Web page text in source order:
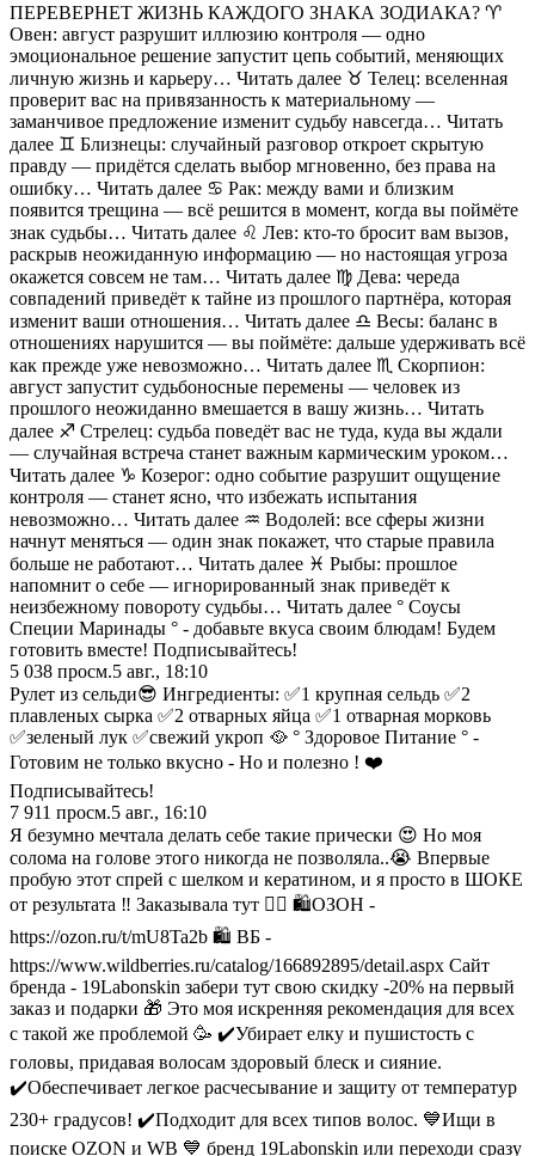
ПЕРЕВЕРНЕТ ЖИЗНЬ КАЖДОГО ЗНАКА ЗОДИАКА? ♈️
Овен: август разрушит иллюзию контроля — одно
эмоциональное решение запустит цепь событий, меняющих
личную жизнь и карьеру… Читать далее ♉️ Телец: вселенная
проверит вас на привязанность к материальному —
заманчивое предложение изменит судьбу навсегда… Читать
далее ♊️ Близнецы: случайный разговор откроет скрытую
правду — придётся сделать выбор мгновенно, без права на
ошибку… Читать далее ♋️ Рак: между вами и близким
появится трещина — всё решится в момент, когда вы поймёте
знак судьбы… Читать далее ♌️ Лев: кто-то бросит вам вызов,
раскрыв неожиданную информацию — но настоящая угроза
окажется совсем не там… Читать далее ♍️ Дева: череда
совпадений приведёт к тайне из прошлого партнёра, которая
изменит ваши отношения… Читать далее ♎️ Весы: баланс в
отношениях нарушится — вы поймёте: дальше удерживать всё
как прежде уже невозможно… Читать далее ♏️ Скорпион:
август запустит судьбоносные перемены — человек из
прошлого неожиданно вмешается в вашу жизнь… Читать
далее ♐️ Стрелец: судьба поведёт вас не туда, куда вы ждали
— случайная встреча станет важным кармическим уроком…
Читать далее ♑️ Козерог: одно событие разрушит ощущение
контроля — станет ясно, что избежать испытания
невозможно… Читать далее ♒️ Водолей: все сферы жизни
начнут меняться — один знак покажет, что старые правила
больше не работают… Читать далее ♓️ Рыбы: прошлое
напомнит о себе — игнорированный знак приведёт к
неизбежному повороту судьбы… Читать далее ° Соусы
Специи Маринады ° - добавьте вкуса своим блюдам! Будем
готовить вместе! Подписывайтесь!
5 038 просм.5 авг., 18:10
Рулет из сельди😎 Ингредиенты: ✅1 крупная сельдь ✅2
плавленых сырка ✅2 отварных яйца ✅1 отварная морковь
✅зеленый лук ✅свежий укроп 🥘 ° Здоровое Питание ° -
Готовим не только вкусно - Но и полезно ! ❤️
Подписывайтесь!
7 911 просм.5 авг., 16:10
Я безумно мечтала делать себе такие прически 😍 Но моя
солома на голове этого никогда не позволяла..😭 Впервые
пробую этот спрей с шелком и кератином, и я просто в ШОКЕ
от результата ‼️ Заказывала тут 👇🏼 🛍️ОЗОН -
https://ozon.ru/t/mU8Ta2b 🛍️ ВБ -
https://www.wildberries.ru/catalog/166892895/detail.aspx Сайт
бренда - 19Labonskin забери тут свою скидку -20% на первый
заказ и подарки 🎁 Это моя искренняя рекомендация для всех
с такой же проблемой 🥳 ✔️Убирает елку и пушистость с
головы, придавая волосам здоровый блеск и сияние.
✔️Обеспечивает легкое расчесывание и защиту от температур
230+ градусов! ✔️Подходит для всех типов волос. 💙Ищи в
поиске OZON и WB 💙 бренд 19Labonskin или переходи сразу